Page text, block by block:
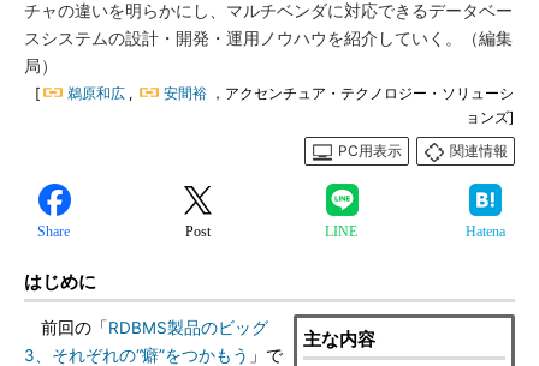
チャの違いを明らかにし、マルチベンダに対応できるデータベー
スシステムの設計・開発・運用ノウハウを紹介していく。（編集
局）
[ 鵜原和広 , 安間裕 ，アクセンチュア・テクノロジー・ソリューシ
ョンズ]
PC用表示
関連情報
Share Post LINE Hatena
はじめに
主な内容
前回の「RDBMS製品のビッグ
3、それぞれの“癖”をつかもう 」で